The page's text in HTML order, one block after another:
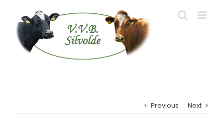
content
Previous Next